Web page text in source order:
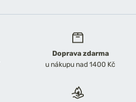
Doprava zdarma
u nákupu nad 1400 Kč